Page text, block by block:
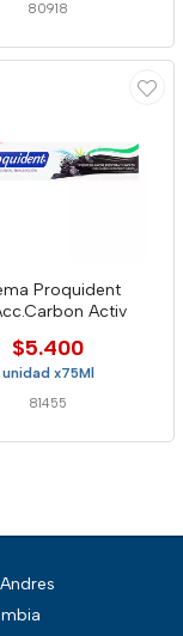
80918
Proquident
Activ
$5.400
unidad x75Ml
81455